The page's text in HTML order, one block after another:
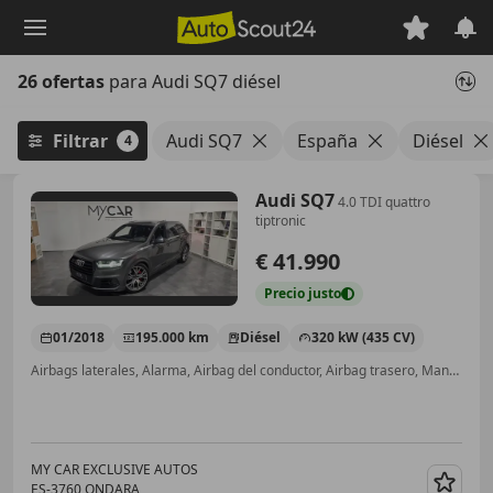
principal
26 ofertas para Audi SQ7 diésel
Filtrar 4 Audi SQ7 España Diésel
Audi SQ74.0 TDI quattro
tiptronic
€ 41.990
Precio justo
01/2018 195.000 km Diésel
320 kW (435 CV)
Airbags laterales, Alarma, Airbag del conductor, Airbag trasero, Manos libres
MY CAR EXCLUSIVE AUTOS
ES-3760 ONDARA